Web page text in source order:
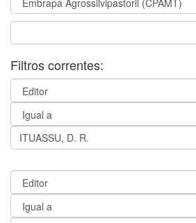
Filtros correntes: